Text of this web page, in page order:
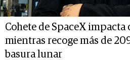
Cohete de SpaceX
mientras recoge más de
basura lunar